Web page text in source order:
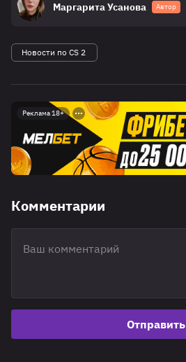
Маргарита Усанова Автор
Новости по CS 2
Реклама 18+
Комментарии
Отправить